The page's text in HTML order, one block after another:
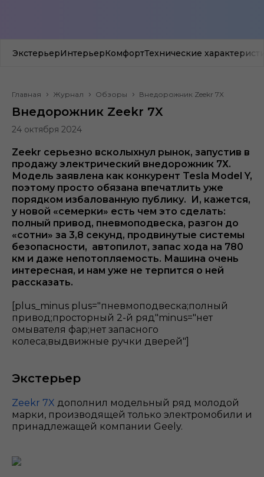
ЭкстерьерИнтерьерКомфортТехнические
Главная Журнал Обзоры Внедорожник Zeekr 7X
Внедорожник Zeekr 7X
24 октября 2024
Zeekr серьезно всколыхнул рынок, запустив в
продажу электрический внедорожник 7Х.
Модель заявлена как конкурент Tesla Model Y,
поэтому просто обязана впечатлить уже
порядком избалованную публику. И, кажется,
у новой «семерки» есть чем это сделать:
полный привод, пневмоподвеска, разгон до
«сотни» за 3,8 секунд, продвинутые системы
безопасности, автопилот, запас хода на 780
км и даже непотопляемость. Машина очень
интересная, и нам уже не терпится о ней
рассказать.
[plus_minus plus="пневмоподвеска;полный
привод;просторный 2-й ряд"minus="нет
омывателя фар;нет запасного
колеса;выдвижные ручки дверей"]
Экстерьер
Zeekr 7X дополнил модельный ряд молодой
марки, производящей только электромобили и
принадлежащей компании Geely.